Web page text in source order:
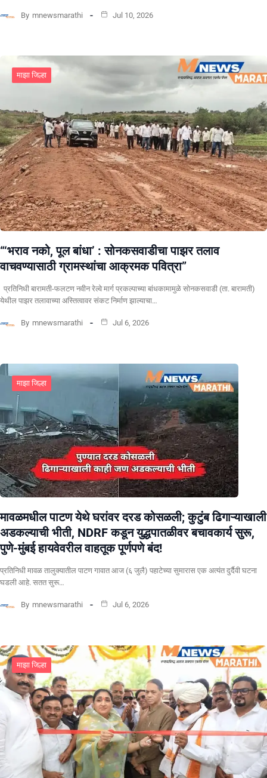
By mnewsmarathi Jul 10, 2026
माझा जिल्हा
“‘भराव नको, पूल बांधा’ : सोनकसवाडीचा पाझर तलाव
वाचवण्यासाठी ग्रामस्थांचा आक्रमक पवित्रा”
प्रतिनिधी बारामती-फलटण नवीन रेल्वे मार्ग प्रकल्पाच्या बांधकामामुळे सोनकसवाडी (ता. बारामती)
येथील पाझर तलावाच्या अस्तित्वावर संकट निर्माण झाल्याचा…
By mnewsmarathi Jul 6, 2026
माझा जिल्हा
मावळमधील पाटण येथे घरांवर दरड कोसळली; कुटुंब ढिगाऱ्याखाली
अडकल्याची भीती, NDRF कडून युद्धपातळीवर बचावकार्य सुरू,
पुणे-मुंबई हायवेवरील वाहतूक पूर्णपणे बंद!
​प्रतिनिधी मावळ तालुक्यातील पाटण गावात आज (६ जुलै) पहाटेच्या सुमारास एक अत्यंत दुर्दैवी घटना
घडली आहे. सतत सुरू…
By mnewsmarathi Jul 6, 2026
माझा जिल्हा